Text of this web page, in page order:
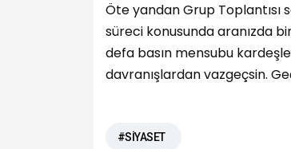
Öte yandan Grup Toplantısı
süreci konusunda aranızda
defa basın mensubu
davranışlardan vazgeçsin.
#SİYASET